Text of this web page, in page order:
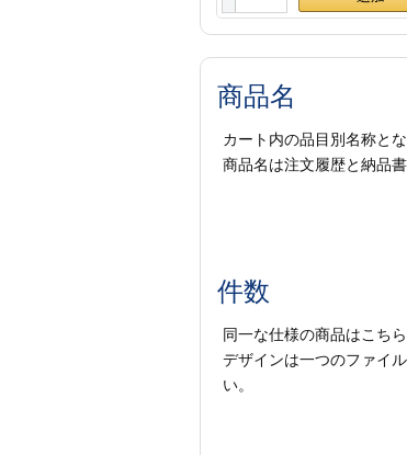
商品名
カート内の品目別名称とな
商品名は注文履歴と納品
件数
同一な仕様の商品はこち
デザインは一つのファイ
い。